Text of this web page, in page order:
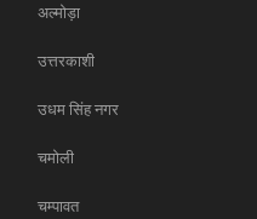
अल्मोड़ा
उत्तरकाशी
उधम सिंह नगर
चमोली
चम्पावत